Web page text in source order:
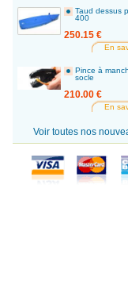
Taud dessus
400
250.15 €
En
Pince à
socle
210.00 €
En
Voir toutes nos